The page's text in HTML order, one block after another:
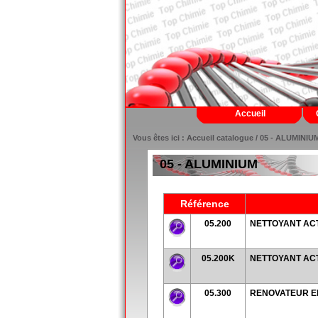
Accueil
Vous êtes ici : Accueil catalogue / 05 -
05 - ALUMINIUM
Référence
05.200 NETTOYANT
05.200K NETTOYANT
05.300 RENOVATEUR